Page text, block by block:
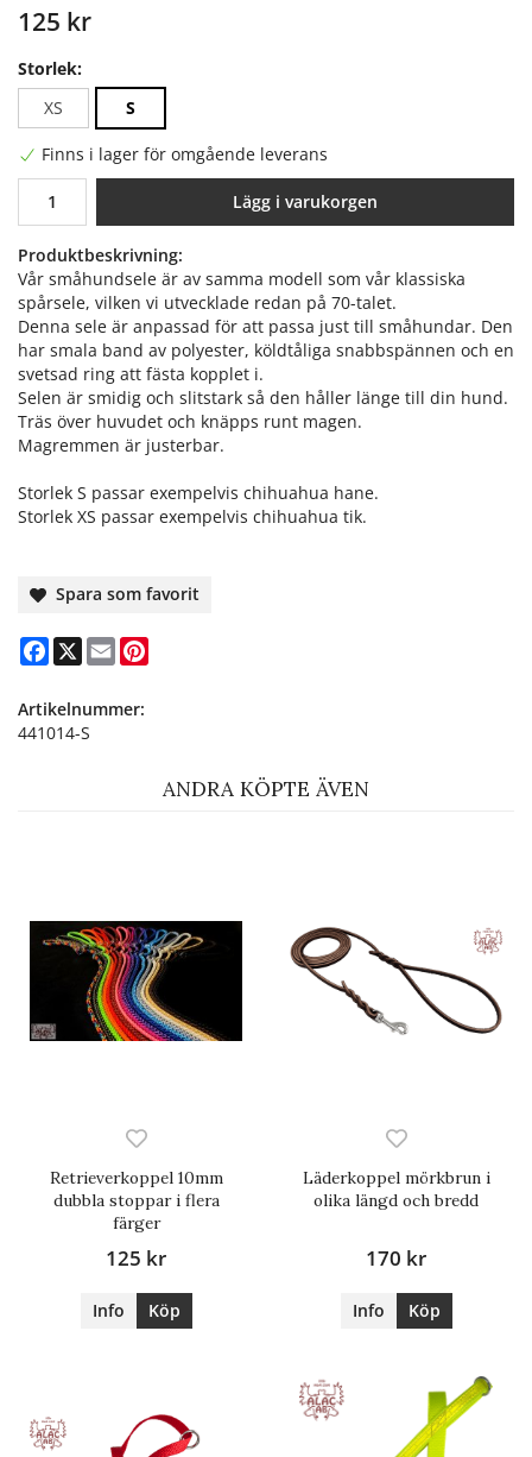
125 kr
Storlek:
XS
S
Finns i lager för omgående leverans
Lägg i varukorgen
Produktbeskrivning:
Vår småhundsele är av samma modell som vår klassiska
spårsele, vilken vi utvecklade redan på 70-talet.
Denna sele är anpassad för att passa just till småhundar. Den
har smala band av polyester, köldtåliga snabbspännen och en
svetsad ring att fästa kopplet i.
Selen är smidig och slitstark så den håller länge till din hund.
Träs över huvudet och knäpps runt magen.
Magremmen är justerbar.
Storlek S passar exempelvis chihuahua hane.
Storlek XS passar exempelvis chihuahua tik.
Spara som favorit
Facebook
X Email
Artikelnummer:
441014-S
ANDRA KÖPTE ÄVEN
Retrieverkoppel 10mm
dubbla stoppar i flera
färger
125 kr
Info Köp
Läderkoppel mörkbrun i
olika längd och bredd
170 kr
Info Köp